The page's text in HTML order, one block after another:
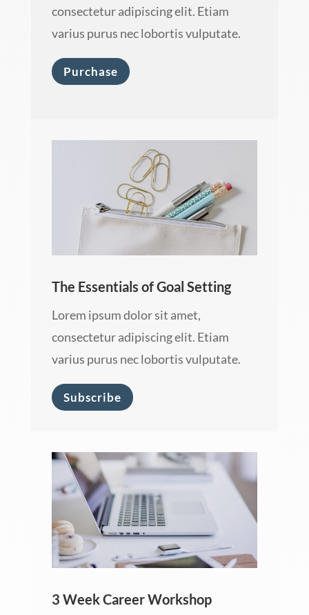
consectetur adipiscing elit. Etiam
varius purus nec lobortis vulputate.
Purchase
The Essentials of Goal Setting
Lorem ipsum dolor sit amet,
consectetur adipiscing elit. Etiam
varius purus nec lobortis vulputate.
Subscribe
3 Week Career Workshop